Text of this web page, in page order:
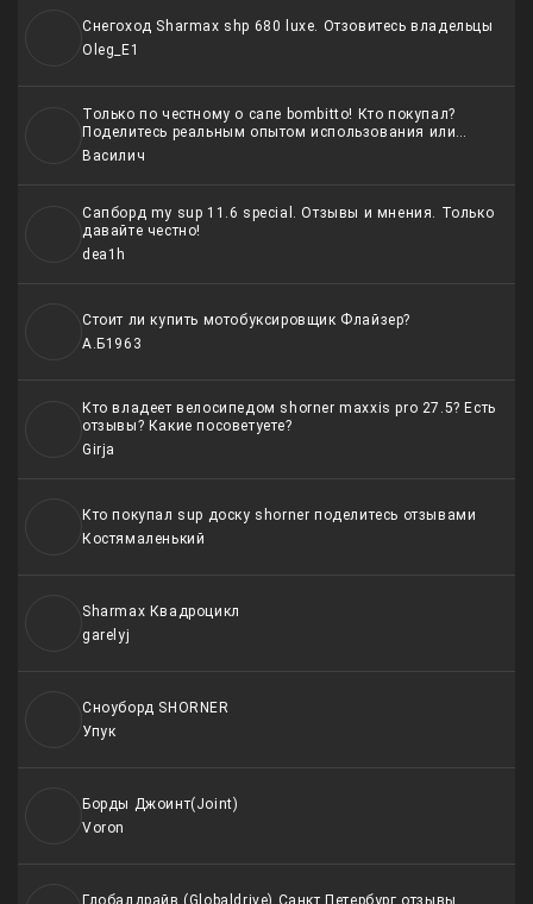
Снегоход Sharmax shp 680 luxe. Отзовитесь владельцы
Oleg_E1
Только по честному о сапе bombitto! Кто покупал?
Поделитесь реальным опытом использования или
отзывами.
Вacилич
Сапборд my sup 11.6 special. Отзывы и мнения. Только
давайте честно!
dea1h
Стоит ли купить мотобуксировщик Флайзер?
А.Б1963
Кто владеет велосипедом shorner maxxis pro 27.5? Есть
отзывы? Какие посоветуете?
Girja
Кто покупал sup доску shorner поделитесь отзывами
Костямаленький
Sharmax Квадроцикл
garelyj
Сноуборд SHORNER
Упук
Борды Джоинт(Joint)
Voron
Глобалдрайв (Globaldrive) Санкт Петербург отзывы